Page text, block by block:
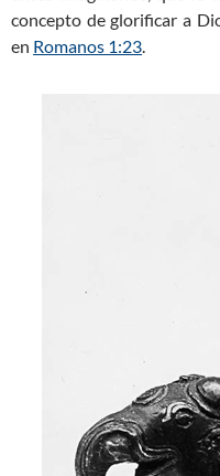
concepto de glorificar a
en Romanos 1:23.